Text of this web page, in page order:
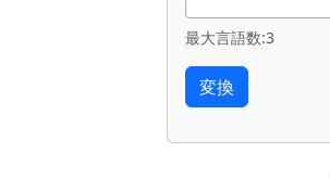
最大言語数:3